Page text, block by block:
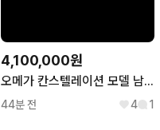
4,100,000원
오메가 칸스텔레이션 모델 남성용 35mm 오토매틱 옐로우 골드 판매
44분 전 4 1